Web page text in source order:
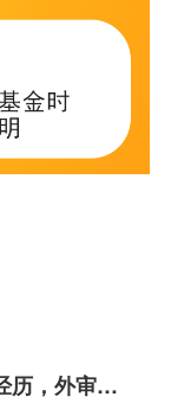
历，外审员